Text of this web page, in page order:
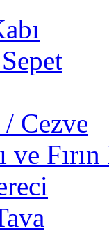
Cezve
ve Fırın